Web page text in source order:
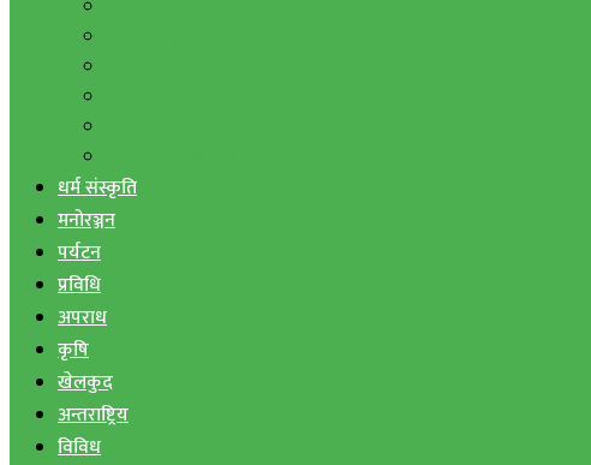
धर्म संस्कृति
मनोरञ्जन
पर्यटन
प्रविधि
अपराध
कृषि
खेलकुद
अन्तराष्ट्रिय
विविध